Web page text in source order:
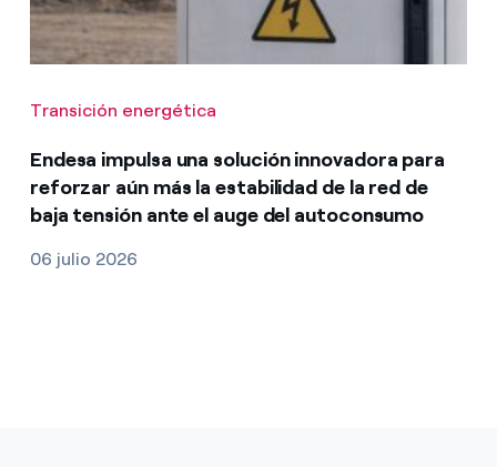
Transición energética
Endesa impulsa una solución innovadora para
reforzar aún más la estabilidad de la red de
baja tensión ante el auge del autoconsumo
06 julio 2026